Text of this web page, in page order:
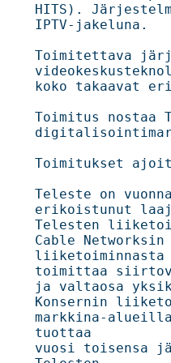
HITS).
IPTV-jakeluna.
Toimitettava
koko takaavat
Toimitus
Toimitukset
Teleste on
erikoistunut
Telesten
Cable
liiketoiminnasta
toimittaa
ja valtaosa
Konsernin
markkina-
tuottaa
vuosi toisensa